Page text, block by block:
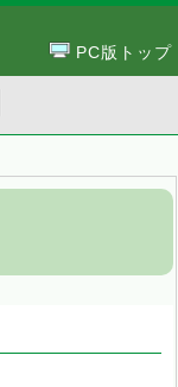
PC版トップ